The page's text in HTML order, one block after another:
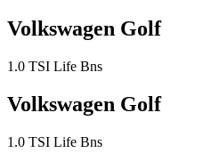
Volkswagen Golf
1.0 TSI Life Bns
Volkswagen Golf
1.0 TSI Life Bns